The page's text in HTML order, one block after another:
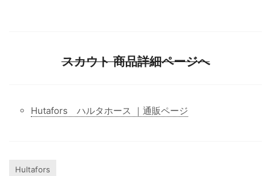
スカウト 商品詳細ページへ
Hutafors ハルタホース ｜通販ページ
Hultafors